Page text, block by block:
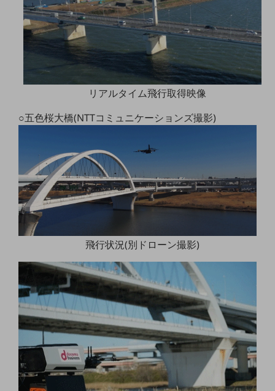
社外からの評価実績
サステナビリティ
サステナビリティTOP
NTTドコモビジネスグループのサステナビリティ
サステナビリティレポート
ダイバーシティ
決算公告
電子公告
基礎的電気通信役務損益明細表
採用情報TOP
新卒採用
経験者採用
障がい者採用
人材育成制度
広告・協賛
リアルタイム飛行取得映像
○五色桜大橋(NTTコミュニケーションズ撮影)
飛行状況(別ドローン撮影)